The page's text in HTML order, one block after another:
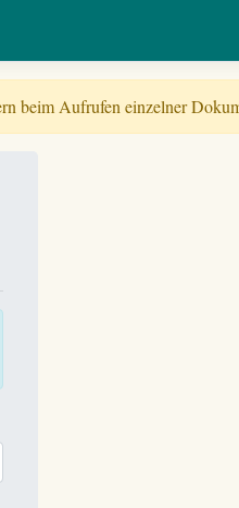
beim Aufrufen einzelner